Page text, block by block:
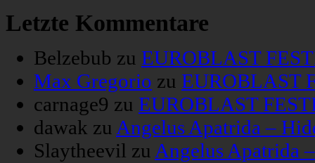
Letzte Kommentare
Belzebub zu EUROBLAST
Max Gregorio zu EUROBLAST
carnage9 zu EUROBLAST
dawak zu Angelus Apatrida –
Slaytheevil zu Angelus Apatrida